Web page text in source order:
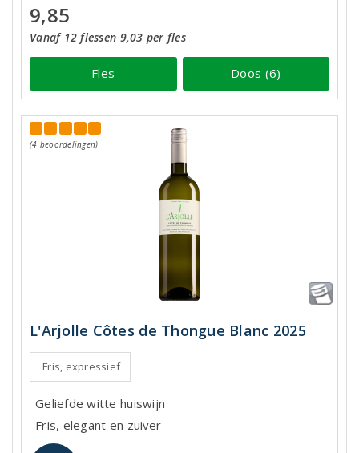
9,85
Vanaf 12 flessen 9,03 per fles
Fles Doos (6)
(4 beoordelingen)
L'Arjolle Côtes de Thongue Blanc 2025
Fris, expressief
Geliefde witte huiswijn
Fris, elegant en zuiver